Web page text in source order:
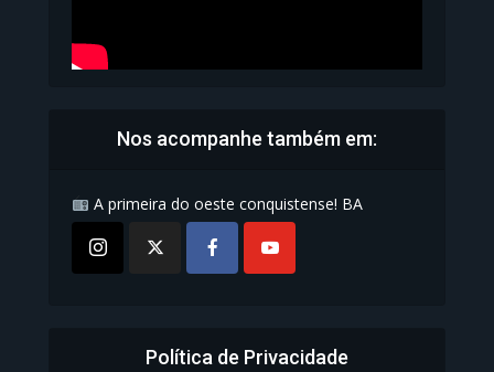
Nos acompanhe também em:
A primeira do oeste conquistense! BA
Política de Privacidade